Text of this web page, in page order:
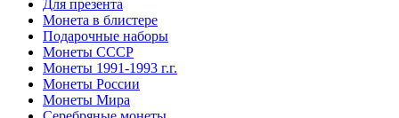
Для презента
Монета в блистере
Подарочные наборы
Монеты СССР
Монеты 1991-1993 г.г.
Монеты России
Монеты Мира